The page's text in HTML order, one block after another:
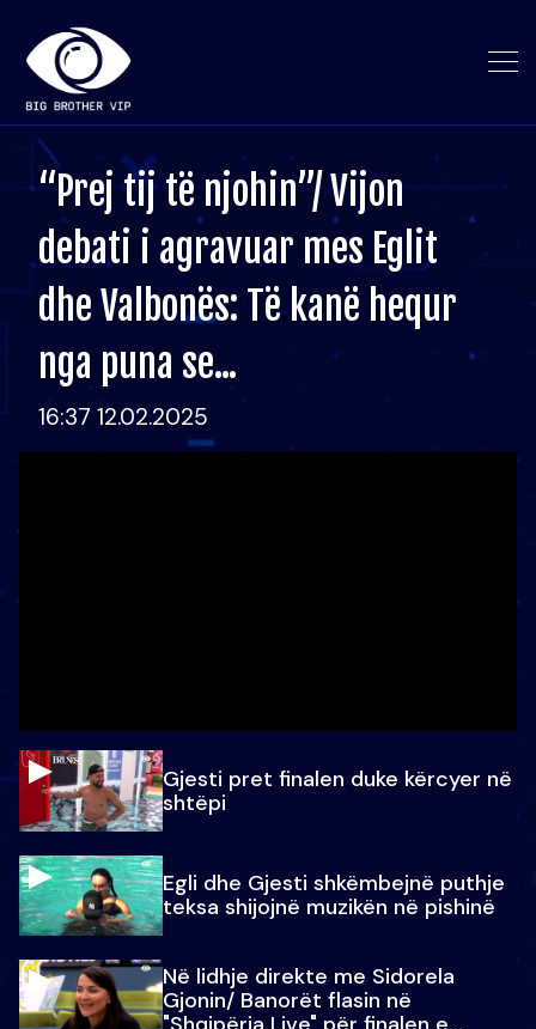
“Prej tij të njohin”/ Vijon
debati i agravuar mes Eglit
dhe Valbonës: Të kanë hequr
nga puna se...
16:37 12.02.2025
Gjesti pret finalen duke kërcyer në
shtëpi
Egli dhe Gjesti shkëmbejnë puthje
teksa shijojnë muzikën në pishinë
Në lidhje direkte me Sidorela
Gjonin/ Banorët flasin në